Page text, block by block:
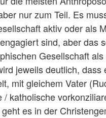
nur zum Teil. Es
aktiv oder als
sind, aber das
Gesellschaft
jeweils deutlich,
mit gleichem Vater
katholische
es in der